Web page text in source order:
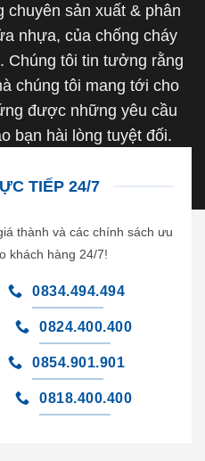
chuyên sản xuất & phân
nhựa, của chống cháy
Chúng tôi tin tưởng rằng
chúng tôi mang tới cho
được những yêu cầu
bạn hài lòng tuyệt đối.
TIẾP 24/7
thành và các chính sách ưu
khách hàng 24/7!
0834.494.494
0824.400.400
0854.901.901
0818.400.400